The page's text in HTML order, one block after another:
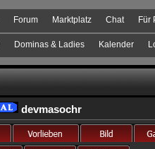
Für
Chat
Marktplatz
Forum
Kalender
Dominas & Ladies
devmasochr